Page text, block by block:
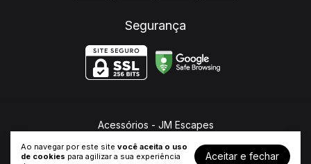
Ao navegar por este site você aceita o uso
de cookies para agilizar a sua experiência
Aceitar e fechar
Segurança
Acessórios - JM Escapes